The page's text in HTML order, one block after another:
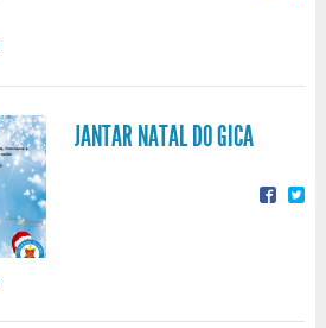
JANTAR NATAL DO GICA